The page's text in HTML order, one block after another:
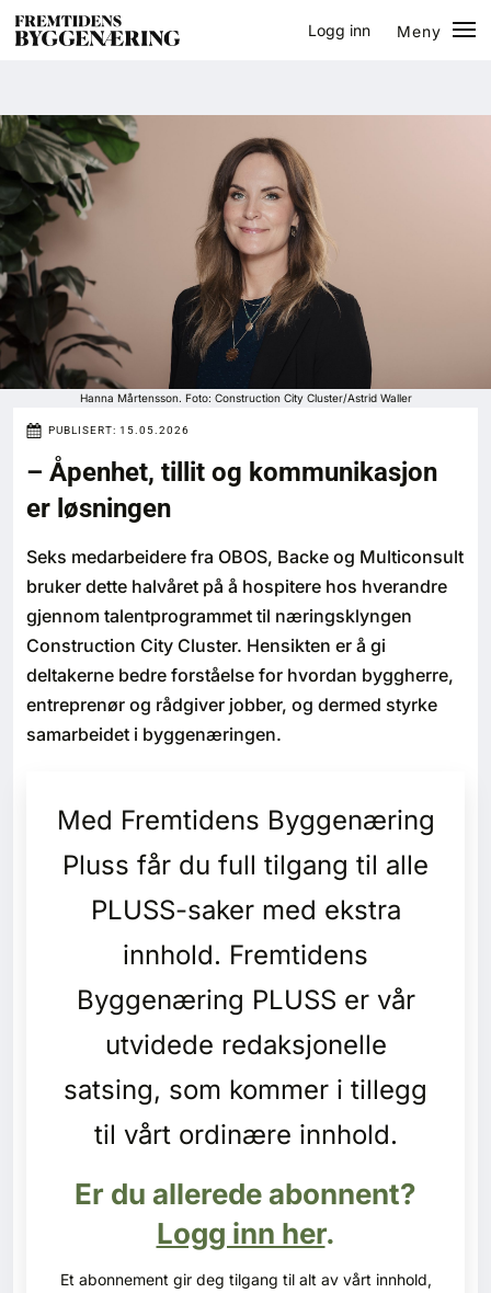
Logg inn
Meny
Eventer
Prosjekter
Bygg-guiden
Logg inn
Bygg
Arkitektur
Bærekraft
Eiendom
Øvrige
Annonsering
Abonnere magasin
Kontakt oss
Hanna Mårtensson. Foto: Construction City Cluster/Astrid Waller
PUBLISERT: 15.05.2026
– Åpenhet, tillit og kommunikasjon
er løsningen
Seks medarbeidere fra OBOS, Backe og Multiconsult
bruker dette halvåret på å hospitere hos hverandre
gjennom talentprogrammet til næringsklyngen
Construction City Cluster. Hensikten er å gi
deltakerne bedre forståelse for hvordan byggherre,
entreprenør og rådgiver jobber, og dermed styrke
samarbeidet i byggenæringen.
Med Fremtidens Byggenæring
Pluss får du full tilgang til alle
PLUSS-saker med ekstra
innhold. Fremtidens
Byggenæring PLUSS er vår
utvidede redaksjonelle
satsing, som kommer i tillegg
til vårt ordinære innhold.
Er du allerede abonnent?
Logg inn her.
Et abonnement gir deg tilgang til alt av vårt innhold,